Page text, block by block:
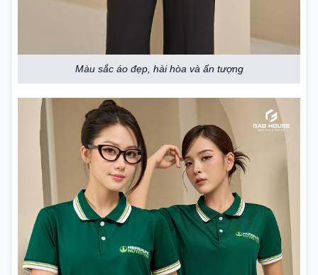
Màu sắc áo đẹp, hài hòa và ấn tượng